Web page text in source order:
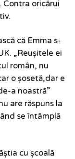
Contra oricărui
că Emma s-
„Reușitele ei
român, nu
o șosetă,dar e
a noastră”
are răspuns la
se întâmplă
cu școală